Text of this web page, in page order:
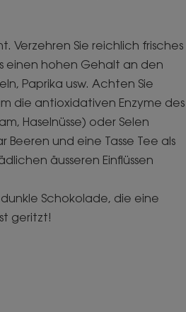
Verzehren Sie reichlich frisches
einen hohen Gehalt an den
Paprika usw. Achten Sie
die antioxidativen Enzyme des
Haselnüsse) oder Selen
Beeren und eine Tasse Tee als
äusseren Einflüssen
dunkle Schokolade, die eine
geritzt!